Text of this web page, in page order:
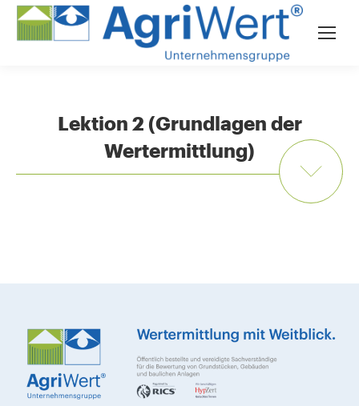
Lektion 2 (Grundlagen der
Wertermittlung)